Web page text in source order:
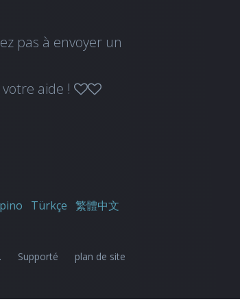
pas à envoyer un
aide !
Türkçe 繁體中文
Supporté plan de site